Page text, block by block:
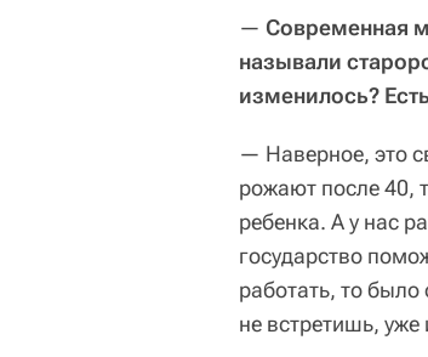
— Современная
называли
изменилось?
— Наверное, это
рожают после 40,
ребенка. А у нас
государство
работать, то было
не встретишь,